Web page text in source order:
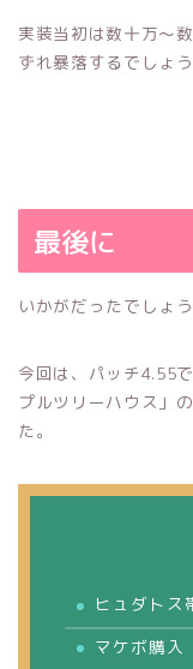
実装当初は数十万～
ずれ暴落するでしょう
最後に
いかがだったでしょ
今回は、パッチ4.55
プルツリーハウス」
た。
ヒュダトス
マケボ購入